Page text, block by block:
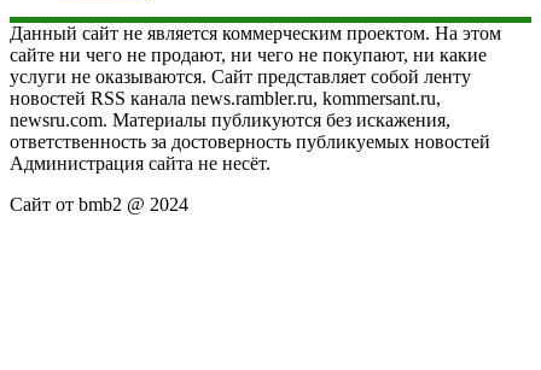
Данный сайт не является коммерческим проектом. На этом
сайте ни чего не продают, ни чего не покупают, ни какие
услуги не оказываются. Сайт представляет собой ленту
новостей RSS канала news.rambler.ru, kommersant.ru,
newsru.com. Материалы публикуются без искажения,
ответственность за достоверность публикуемых новостей
Администрация сайта не несёт.
Сайт от bmb2 @ 2024